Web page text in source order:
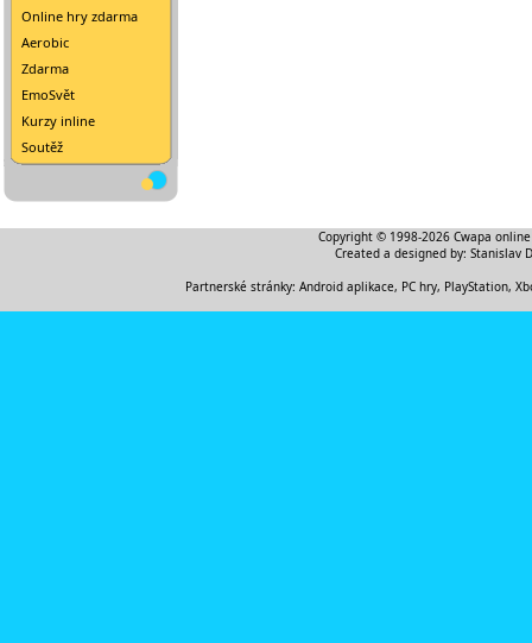
Online hry zdarma
Aerobic
Zdarma
EmoSvět
Kurzy inline
Soutěž
Copyright © 1998-2026 Cwapa
Created a designed by: Stanislav
Partnerské stránky: Android aplikace, PC hry, PlayStation,